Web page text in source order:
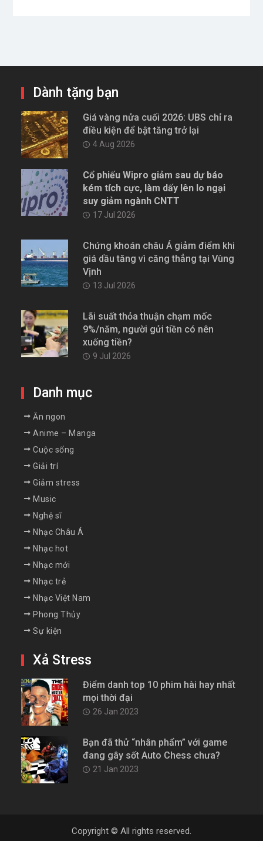
Dành tặng bạn
Giá vàng nửa cuối 2026: UBS chỉ ra
điều kiện để bật tăng trở lại
4 Aug 2026
Cổ phiếu Wipro giảm sau dự báo
kém tích cực, làm dấy lên lo ngại
suy giảm ngành CNTT
17 Jul 2026
Chứng khoán châu Á giảm điểm khi
giá dầu tăng vì căng thẳng tại Vùng
Vịnh
13 Jul 2026
Lãi suất thỏa thuận chạm mốc
9%/năm, người gửi tiền có nên
xuống tiền?
9 Jul 2026
Danh mục
Ăn ngon
Anime – Manga
Cuộc sống
Giải trí
Giảm stress
Music
Nghệ sĩ
Nhạc Châu Á
Nhạc hot
Nhạc mới
Nhạc trẻ
Nhạc Việt Nam
Phong Thủy
Sự kiện
Xả Stress
Điểm danh top 10 phim hài hay nhất
mọi thời đại
26 Jan 2023
Bạn đã thử “nhân phẩm” với game
đang gây sốt Auto Chess chưa?
21 Jan 2023
Copyright © All rights reserved.